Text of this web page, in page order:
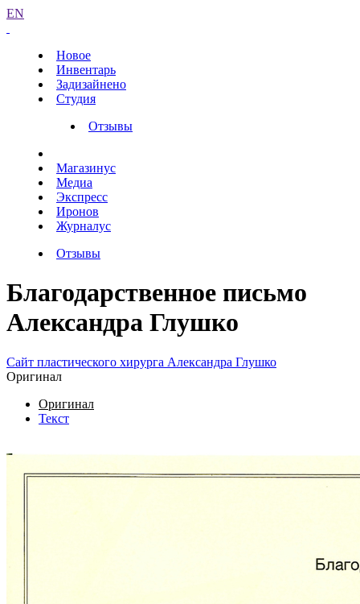
EN
Новое
Инвентарь
Задизайнено
Студия
Отзывы
Магазинус
Медиа
Экспресс
Иронов
Журналус
Отзывы
Благодарственное письмо
Александра Глушко
Сайт пластического хирурга Александра Глушко
Оригинал
Оригинал
Текст